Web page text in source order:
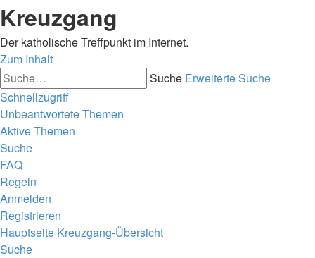
Kreuzgang
Der katholische Treffpunkt im Internet.
Zum Inhalt
Suche Erweiterte Suche
Schnellzugriff
Unbeantwortete Themen
Aktive Themen
Suche
FAQ
Regeln
Anmelden
Registrieren
Hauptseite Kreuzgang-Übersicht
Suche